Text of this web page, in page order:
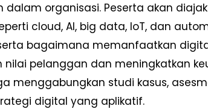
organisasi. Peserta akan
cloud, AI, big data, IoT, dan
bagaimana memanfaatkan
pelanggan dan meningkatkan
menggabungkan studi kasus,
digital yang aplikatif.